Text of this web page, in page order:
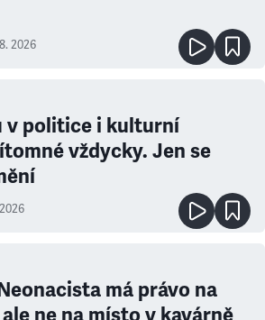
2026
v politice i kulturní
vždycky. Jen se
má právo na
ale ne na místo v kavárně